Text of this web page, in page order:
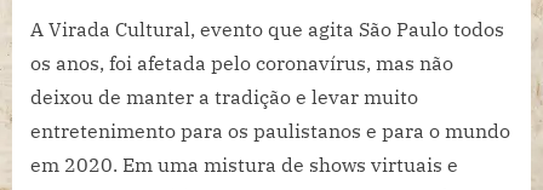
A Virada Cultural, evento que agita São Paulo todos
os anos, foi afetada pelo coronavírus, mas não
deixou de manter a tradição e levar muito
entretenimento para os paulistanos e para o mundo
em 2020. Em uma mistura de shows virtuais e